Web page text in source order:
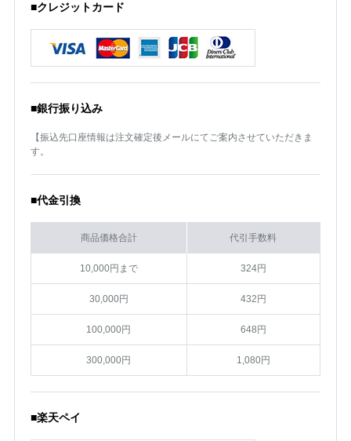
■クレジットカード
■銀行振り込み
【振込先口座情報は注文確定後メールにてご案内させていただきま
す。
■代金引換
商品価格合計 代引手数料
10,000円まで 324円
30,000円 432円
100,000円 648円
300,000円 1,080円
■楽天ペイ